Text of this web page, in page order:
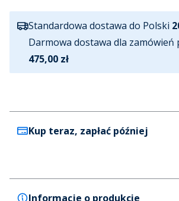
Standardowa dostawa do Polski
Darmowa dostawa dla zamówień
475,00 zł
Kup teraz, zapłać później
Informacje o produkcie